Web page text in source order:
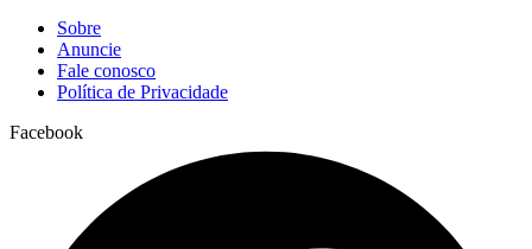
Sobre
Anuncie
Fale conosco
Política de Privacidade
Facebook